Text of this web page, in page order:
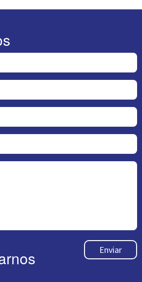
Enviar